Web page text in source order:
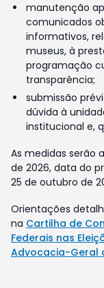
manutenção
comunicados
informativos,
museus, à
programação
transparência;
submissão
dúvida à
institucional e,
As medidas serão
de 2026, data do
25 de outubro de
Orientações
na Cartilha de
Federais nas
Advocacia-Geral